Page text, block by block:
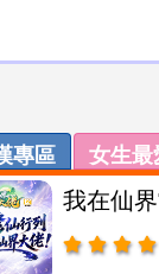
專區 女生最
我在仙